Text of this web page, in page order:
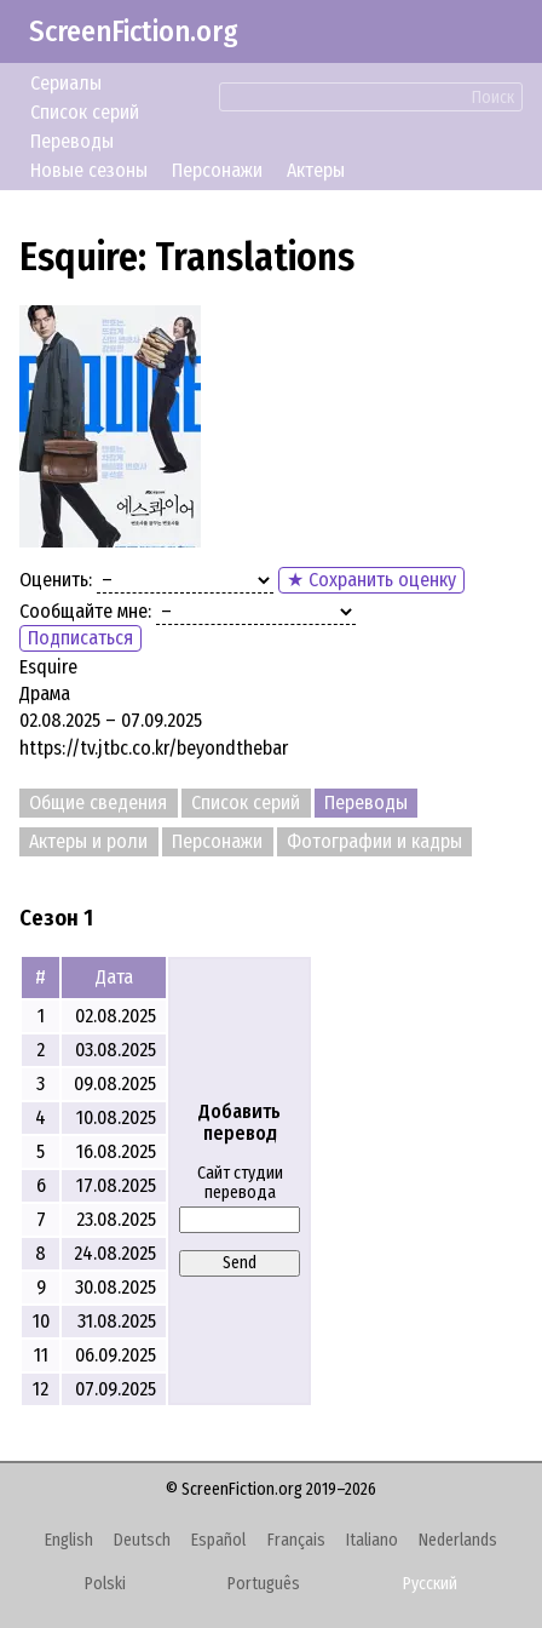
ScreenFiction.org
Поиск
Сериалы
Список серий
Переводы
Новые сезоны
Персонажи Актеры
Esquire: Translations
Оценить:
★ Сохранить оценку
Сообщайте мне:
Подписаться
Esquire
Драма
02.08.2025 – 07.09.2025
https://tv.jtbc.co.kr/beyondthebar
Общие сведения Список серий
Переводы
Актеры и роли
Персонажи Фотографии и кадры
Сезон 1
# Дата
Добавить
перевод
Сайт студии
перевода
Send
1
02.08.2025
2
03.08.2025
3
09.08.2025
4
10.08.2025
5
16.08.2025
6
17.08.2025
7
23.08.2025
8
24.08.2025
9
30.08.2025
10
31.08.2025
11
06.09.2025
12
07.09.2025
© ScreenFiction.org 2019–2026
English Deutsch Español Français Italiano Nederlands
Polski Português Русский